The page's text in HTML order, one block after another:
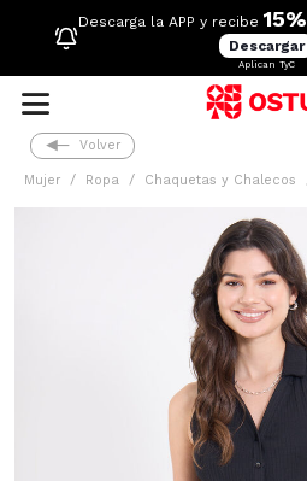
Descarga la APP y recibe 15%
Descargar
Aplican TyC
Volver
Mujer Ropa Chaquetas y Chalecos